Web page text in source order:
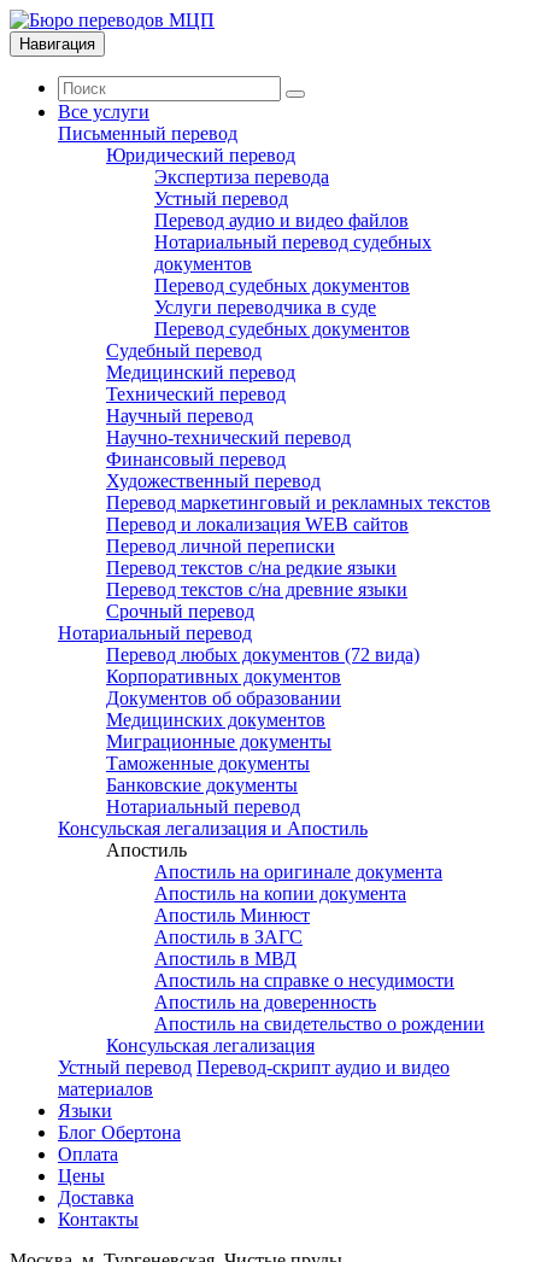
Навигация
Все услуги
Письменный перевод
Юридический перевод
Экспертиза перевода
Устный перевод
Перевод аудио и видео файлов
Нотариальный перевод судебных
документов
Перевод судебных документов
Услуги переводчика в суде
Перевод судебных документов
Судебный перевод
Медицинский перевод
Технический перевод
Научный перевод
Научно-технический перевод
Финансовый перевод
Художественный перевод
Перевод маркетинговый и рекламных текстов
Перевод и локализация WEB сайтов
Перевод личной переписки
Перевод текстов с/на редкие языки
Перевод текстов с/на древние языки
Срочный перевод
Нотариальный перевод
Перевод любых документов (72 вида)
Корпоративных документов
Документов об образовании
Медицинских документов
Миграционные документы
Таможенные документы
Банковские документы
Нотариальный перевод
Консульская легализация и Апостиль
Апостиль
Апостиль на оригинале документа
Апостиль на копии документа
Апостиль Минюст
Апостиль в ЗАГС
Апостиль в МВД
Апостиль на справке о несудимости
Апостиль на доверенность
Апостиль на свидетельство о рождении
Консульская легализация
Устный перевод Перевод-скрипт аудио и видео
материалов
Языки
Блог Обертона
Оплата
Цены
Доставка
Контакты